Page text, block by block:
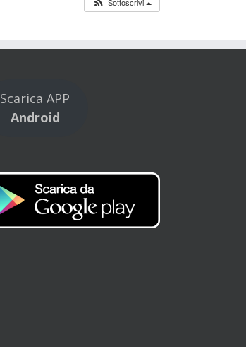
Scarica APP
Android